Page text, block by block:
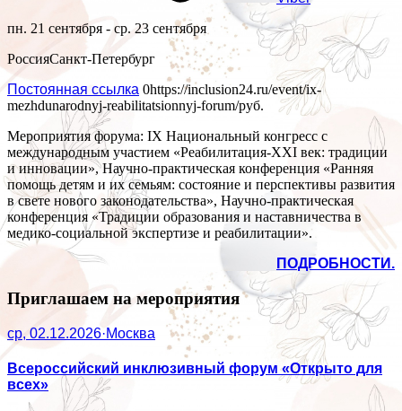
пн. 21 сентября - ср. 23 сентября
РоссияСанкт-Петербург
Постоянная ссылка 0https://inclusion24.ru/event/ix-
mezhdunarodnyj-reabilitatsionnyj-forum/руб.
Мероприятия форума: IX Национальный конгресс с
международным участием «Реабилитация-ХХI век: традиции
и инновации», Научно-практическая конференция «Ранняя
помощь детям и их семьям: состояние и перспективы развития
в свете нового законодательства», Научно-практическая
конференция «Традиции образования и наставничества в
медико-социальной экспертизе и реабилитации».
ПОДРОБНОСТИ.
Приглашаем на мероприятия
ср, 02.12.2026·Москва
Всероссийский инклюзивный форум «Открыто для
всех»